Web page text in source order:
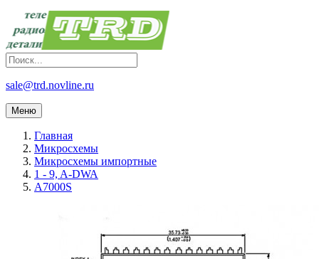
sale@trd.novline.ru
Меню
Главная
Микросхемы
Микросхемы импортные
1 - 9, A-DWA
A7000S